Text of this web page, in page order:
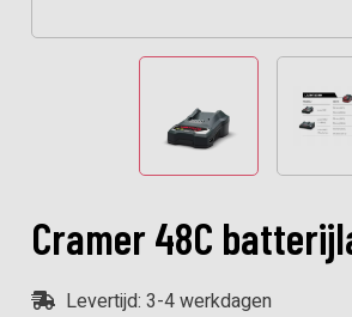
Cramer 48C
Levertijd: 3-4 werkdagen